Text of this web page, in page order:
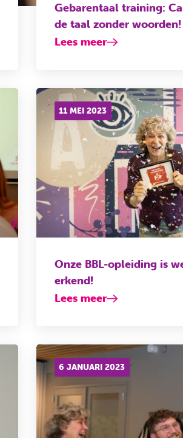
Gebarentaal training:
de taal zonder woorden!
Lees meer
11 MEI 2023
Onze BBL-opleiding is
erkend!
Lees meer
6 JANUARI 2023